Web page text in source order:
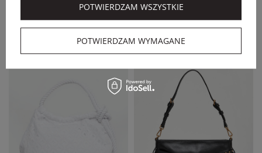
-30% 350,35 PLN
NOWOŚĆ
POTWIERDZAM WYMAGANE
POTWIERDZAM WSZYSTKIE